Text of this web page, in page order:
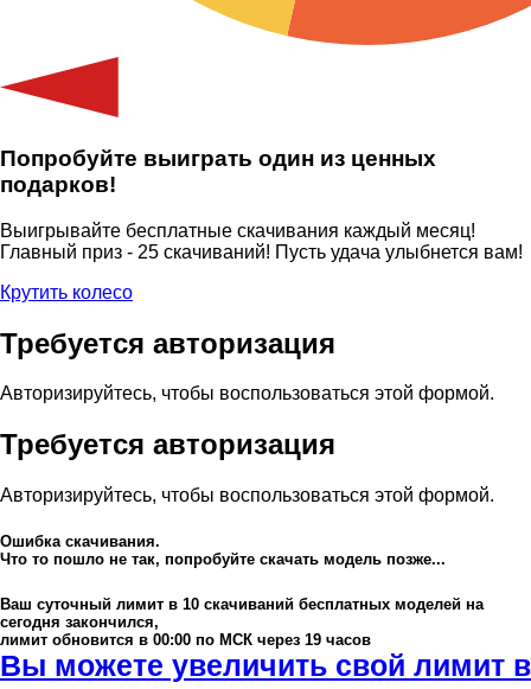
Попробуйте выиграть один из ценных
подарков!
Выигрывайте бесплатные скачивания каждый месяц!
Главный приз - 25 скачиваний! Пусть удача улыбнется вам!
Крутить колесо
Требуется авторизация
Авторизируйтесь, чтобы воспользоваться этой формой.
Требуется авторизация
Авторизируйтесь, чтобы воспользоваться этой формой.
Ошибка скачивания.
Что то пошло не так, попробуйте скачать модель позже...
Ваш суточный лимит в 10 скачиваний бесплатных моделей на
сегодня закончился,
лимит обновится в 00:00 по МСК через 19 часов
Вы можете увеличить свой лимит в